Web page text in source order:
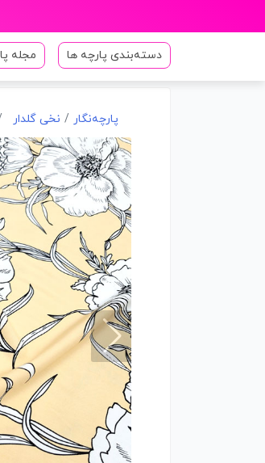
دسته‌بندی پارچه ها مجله
پارچه‌نگار نخی گلدار